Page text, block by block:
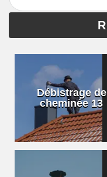
Débistrage de
cheminée 13